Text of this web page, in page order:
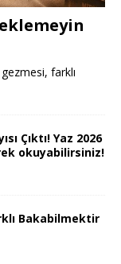
farklı
Çıktı! Yaz 2026
okuyabilirsiniz!
Bakabilmektir